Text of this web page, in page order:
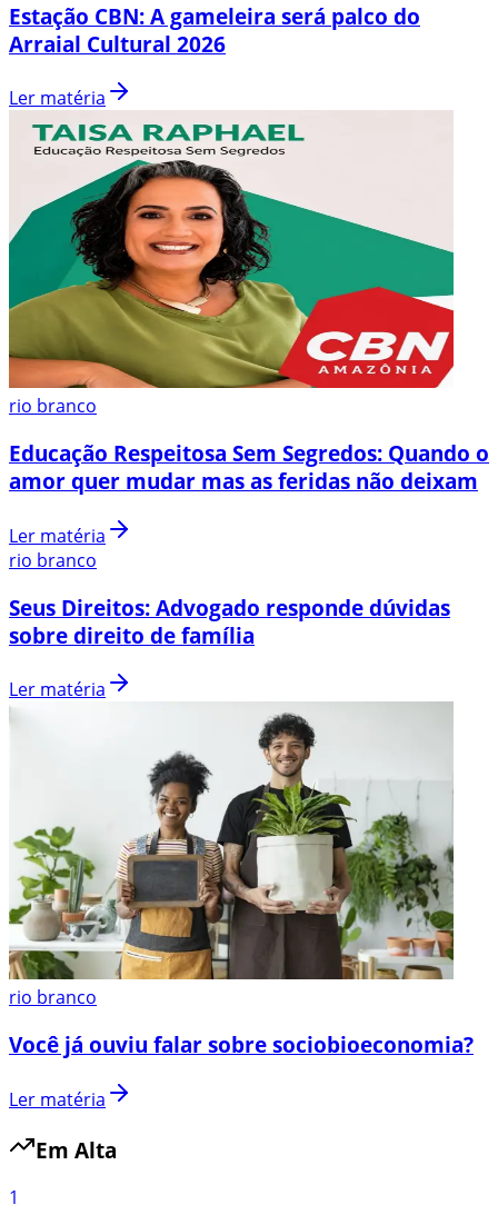
Estação CBN: A gameleira será palco do
Arraial Cultural 2026
Ler matéria
rio branco
Educação Respeitosa Sem Segredos: Quando o
amor quer mudar mas as feridas não deixam
Ler matéria
rio branco
Seus Direitos: Advogado responde dúvidas
sobre direito de família
Ler matéria
rio branco
Você já ouviu falar sobre sociobioeconomia?
Ler matéria
Em Alta
1